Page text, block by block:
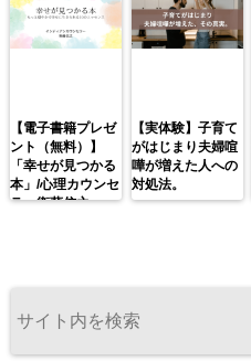
【電子書籍プレゼ
ント（無料）】
「幸せが見つかる
本」/心理カウンセ
ラー衛藤信之
【実体験】子育て
がはじまり夫婦喧
嘩が増えた人への
対処法。